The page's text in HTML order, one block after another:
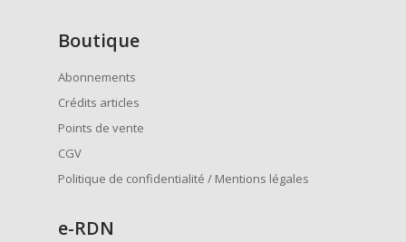
Boutique
Abonnements
Crédits articles
Points de vente
CGV
Politique de confidentialité / Mentions légales
e-RDN